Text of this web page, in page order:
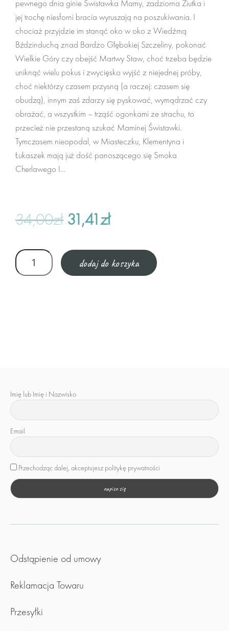
Nerki
Wypełnienie
Zapakuj
wyprzedaż
Nerki
Gry i Książki
Ubranie
pewnego dnia ginie Świstawka Mamy, zadziorna Ziutka i
jej trochę niesforni bracia wyruszają na poszukiwania. I
chociaż przyjdzie im stanąć oko w oko z Wiedźmą
Bździnduchą znad Bardzo Głębokiej Szczeliny, pokonać
Wielkie Góry czy obejść Martwy Staw, choć trzeba będzie
uniknąć wielu pokus i zwycięsko wyjść z niejednej próby,
choć niektórzy czasem przysną (a raczej: czasem się
obudzą), innym zaś zdarzy się pyskować, wymądrzać czy
obrażać, a wszystkim – trząść ogonkami ze strachu, to
przecież nie przestaną szukać Maminej Świstawki.
Tymczasem nieopodal, w Miasteczku, Klementyna i
Łukaszek mają już dość panoszącego się Smoka
Cherlawego I…
34,00zł 31,41zł
dodaj do koszyka
Imię lub Imię i Nazwisko
Email
Przechodząc dalej, akceptujesz politykę prywatności
Odstąpienie od umowy
Reklamacja Towaru
Przesyłki